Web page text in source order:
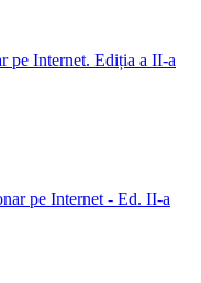
pe Internet. Ediția a II-a